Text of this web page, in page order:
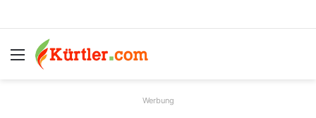
Menü
Werbung